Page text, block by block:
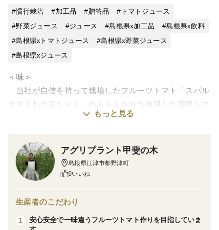
慣行栽培 加工品 贈答品
トマトジュース
野菜ジュース
ジュース 島根県x加工品
島根県x飲料
島根県xトマトジュース
島根県x野菜ジュース
島根県xジュース
＜味＞
当社が自信を持って栽培したフルーツトマト「スパル
タ生まれの笑ちゃん」のみを１００％使用した濃厚トマ
トピューレです。凝縮された上質な甘みを食卓でぜひご
ソース、スープなど、トマト系メニューのベースとし
て幅広く使えます。
食塩不使用の優しいピューレです☆
もっと見る
アグリプラント甲斐の木
島根県江津市都野津町
9いいね
生産者のこだわり
1
安心安全で一味違うフルーツトマト作りを目指していま